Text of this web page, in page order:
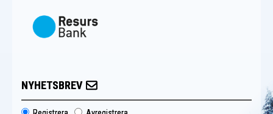
NYHETSBREV